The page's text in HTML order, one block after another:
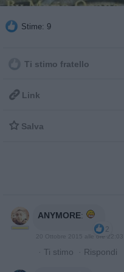
Stime: 9
Ti stimo fratello
 Link
 Salva
ANYMORE:
2
20 Ottobre 2015 alle ore 22:03
· Ti stimo · Rispondi